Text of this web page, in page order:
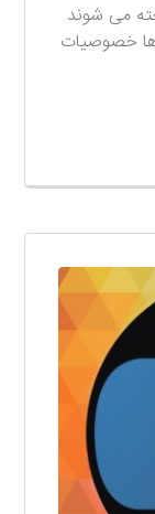
می شوند
ها خصوصیات